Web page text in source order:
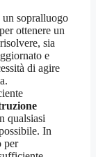
sopralluogo
ottenere un
sia
e
di agire
qualsiasi
In
per